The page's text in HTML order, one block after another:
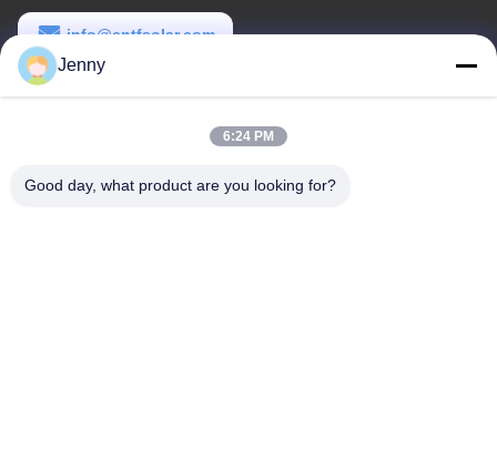
info@cntfsolar.com
Thời gian làm việc
Jenny
6:24 PM
Good day, what product are you looking for?